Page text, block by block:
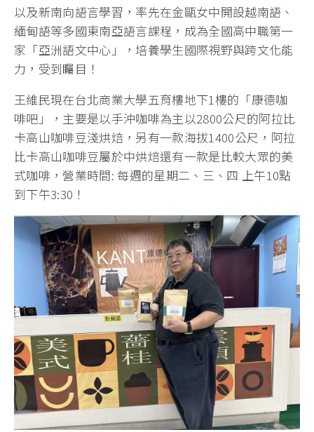
以及新南向語言學習，率先在金甌女中開設越南語、
緬甸語等多國東南亞語言課程，成為全國高中職第一
家「亞洲語文中心」，培養學生國際視野與跨文化能
力，受到矚目！
王維民現在台北商業大學五育樓地下1樓的「康德咖
啡吧」，主要是以手沖咖啡為主以2800公尺的阿拉比
卡高山咖啡豆淺烘焙，另有一款海拔1400公尺，阿拉
比卡高山咖啡豆屬於中烘焙還有一款是比較大眾的美
式咖啡，營業時間: 每週的星期二、三、四 上午10點
到下午3:30！